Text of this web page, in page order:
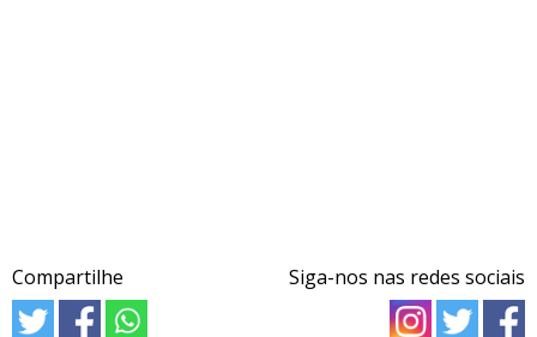
Compartilhe Siga-nos nas redes sociais